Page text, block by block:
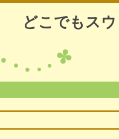
どこでもス